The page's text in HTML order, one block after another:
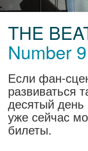
THE
Number 9
Если фан-
развиваться
десятый
уже сейчас
билеты.